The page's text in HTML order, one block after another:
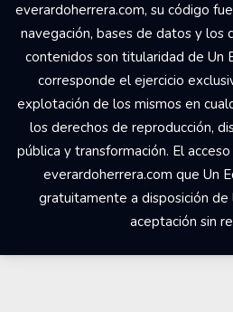
everardoherrera.com, su código
navegación, bases de datos y
contenidos son titularidad de Un
corresponde el ejercicio
explotación de los mismos en
los derechos de reproducción,
pública y transformación. El
everardoherrera.com que Un
gratuitamente a disposición de
aceptación sin